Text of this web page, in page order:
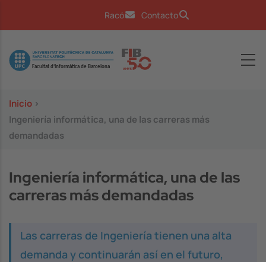
Racó Contacto
Image
Inicio >
Ingeniería informática, una de las carreras más
demandadas
Ingeniería informática, una de las
carreras más demandadas
Las carreras de Ingeniería tienen una alta
demanda y continuarán así en el futuro,